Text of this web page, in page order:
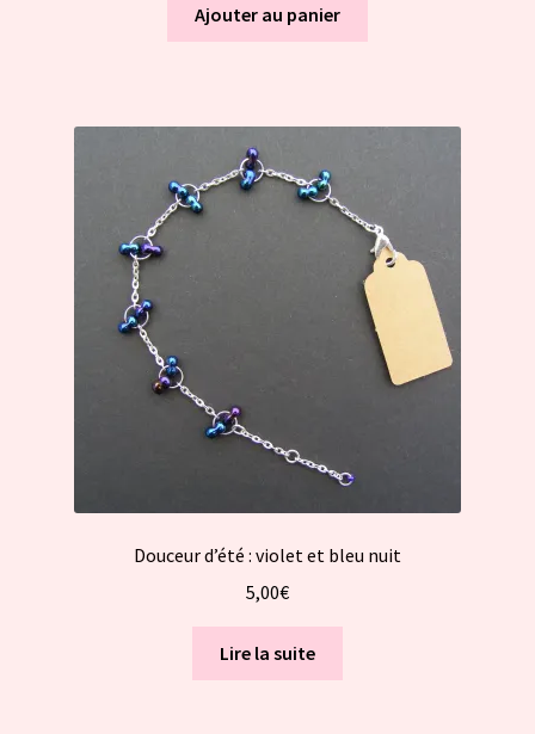
Ajouter au panier
Douceur d’été : violet et bleu nuit
5,00€
Lire la suite